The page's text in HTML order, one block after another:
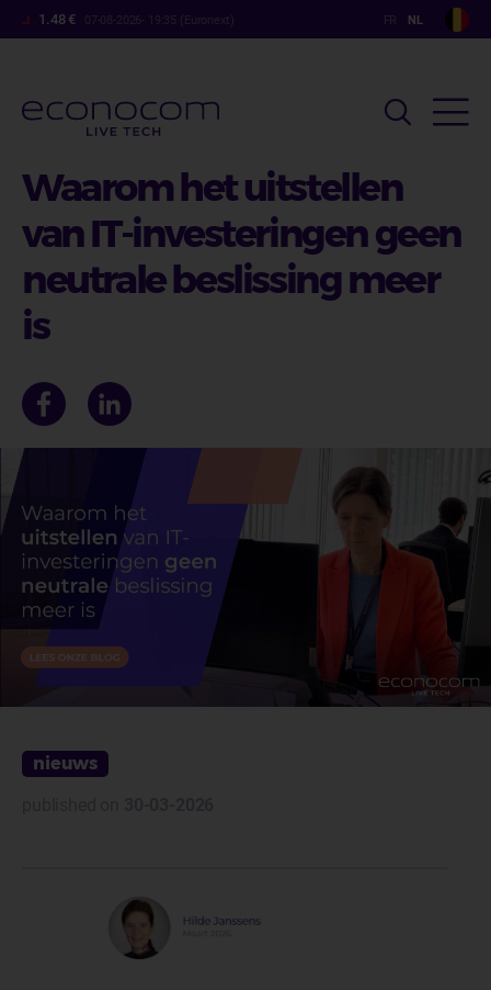
Overslaan
en
inhoud
1.48 € 07-08-2026- 19:35 (Euronext)
Waarom het uitstellen
van IT-investeringen geen
neutrale beslissing meer
is
nieuws